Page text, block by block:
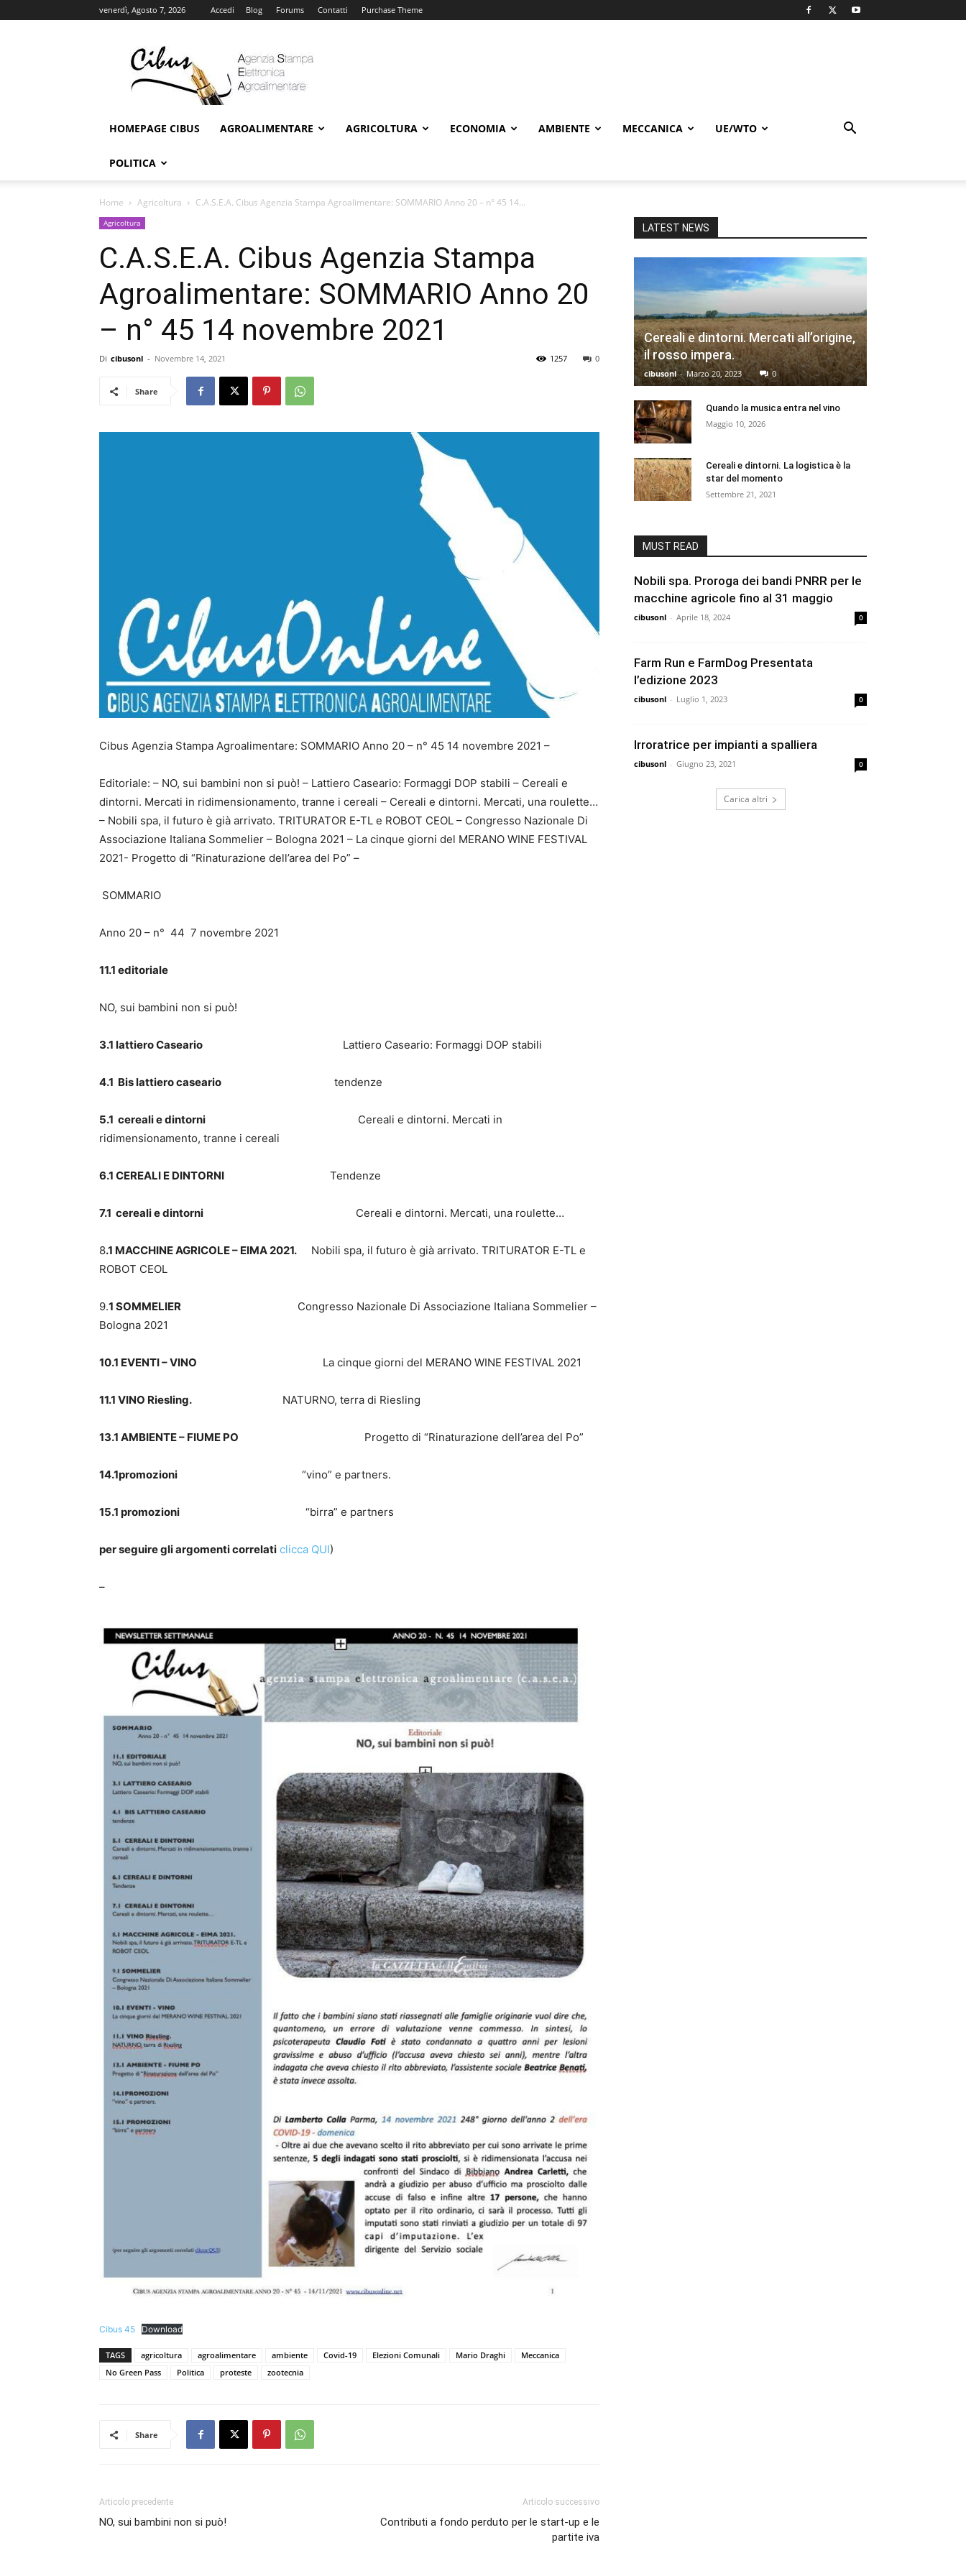
venerdì, Agosto 7, 2026 Accedi Blog Forums Contatti Purchase Theme
Online
HOMEPAGE CIBUS AGROALIMENTARE AGRICOLTURA ECONOMIA AMBIENTE MECCANICA UE/WTO
POLITICA
Home Agricoltura C.A.S.E.A. Cibus Agenzia Stampa Agroalimentare: SOMMARIO Anno 20 – n° 45 14...
Agricoltura
C.A.S.E.A. Cibus Agenzia Stampa
Agroalimentare: SOMMARIO Anno 20
– n° 45 14 novembre 2021
Di cibusonl - Novembre 14, 2021 0
1257
Share
Cibus Agenzia Stampa Agroalimentare: SOMMARIO Anno 20 – n° 45 14 novembre 2021 –
Editoriale: – NO, sui bambini non si può! – Lattiero Caseario: Formaggi DOP stabili – Cereali e
dintorni. Mercati in ridimensionamento, tranne i cereali – Cereali e dintorni. Mercati, una roulette…
– Nobili spa, il futuro è già arrivato. TRITURATOR E-TL e ROBOT CEOL – Congresso Nazionale Di
Associazione Italiana Sommelier – Bologna 2021 – La cinque giorni del MERANO WINE FESTIVAL
2021- Progetto di “Rinaturazione dell’area del Po” –
SOMMARIO
Anno 20 – n° 44 7 novembre 2021
11.1 editoriale
NO, sui bambini non si può!
3.1 lattiero Caseario Lattiero Caseario: Formaggi DOP stabili
4.1 Bis lattiero caseario tendenze
5.1 cereali e dintorni
Cereali e dintorni. Mercati in
ridimensionamento, tranne i cereali
6.1 CEREALI E DINTORNI Tendenze
7.1 cereali e dintorni Cereali e dintorni. Mercati, una roulette…
8.1 MACCHINE AGRICOLE – EIMA 2021. Nobili spa, il futuro è già arrivato. TRITURATOR E-TL e
ROBOT CEOL
9.1 SOMMELIER Congresso Nazionale Di Associazione Italiana Sommelier –
Bologna 2021
10.1 EVENTI – VINO La cinque giorni del MERANO WINE FESTIVAL 2021
11.1 VINO Riesling. NATURNO, terra di Riesling
13.1 AMBIENTE – FIUME PO Progetto di “Rinaturazione dell’area del Po”
14.1promozioni “vino” e partners.
15.1 promozioni “birra” e partners
per seguire gli argomenti correlati clicca QUI)
–
Cibus 45 Download
TAGS agricoltura agroalimentare ambiente Covid-19 Elezioni Comunali Mario Draghi
Meccanica
No Green Pass
Politica proteste zootecnia
Share
Articolo precedente
NO, sui bambini non si può!
Articolo successivo
Contributi a fondo perduto per le start-up e le
partite iva
LATEST NEWS
Cereali e dintorni. Mercati all’origine,
il rosso impera.
cibusonl - Marzo 20, 2023 0
Quando la musica entra nel vino
Maggio 10, 2026
Cereali e dintorni. La logistica è la
star del momento
Settembre 21, 2021
MUST READ
Nobili spa. Proroga dei bandi PNRR per le
macchine agricole fino al 31 maggio
cibusonl - Aprile 18, 2024 0
Farm Run e FarmDog Presentata
l’edizione 2023
cibusonl - Luglio 1, 2023 0
Irroratrice per impianti a spalliera
cibusonl - Giugno 23, 2021 0
Carica altri